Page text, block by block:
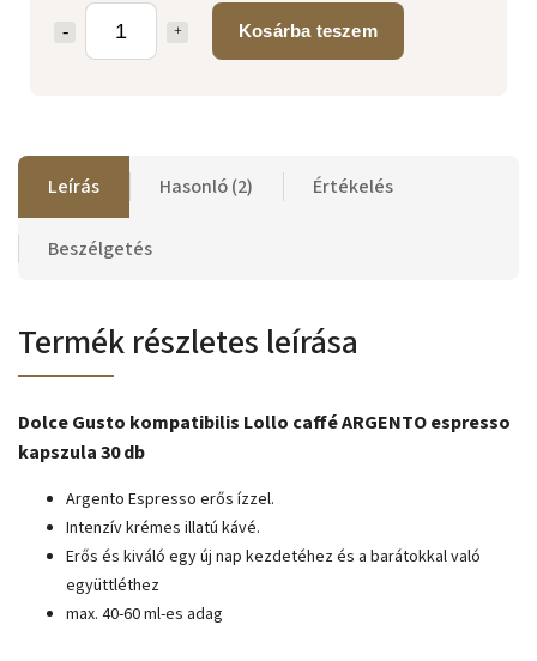
Kosárba teszem
Leírás Hasonló (2) Értékelés
Beszélgetés
Termék részletes leírása
Dolce Gusto kompatibilis Lollo caffé ARGENTO espresso
kapszula 30 db
Argento Espresso erős ízzel.
Intenzív krémes illatú kávé.
Erős és kiváló egy új nap kezdetéhez és a barátokkal való
együttléthez
max. 40-60 ml-es adag